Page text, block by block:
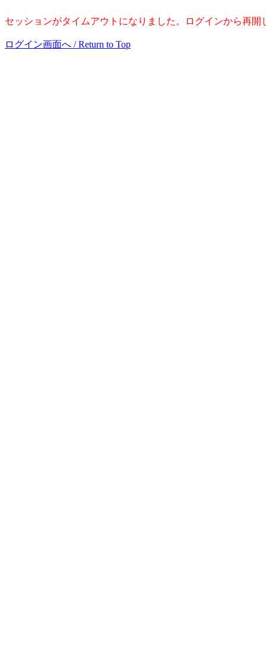
セッションがタイムアウトになりました。ログインから再開し
ログイン画面へ / Return to Top